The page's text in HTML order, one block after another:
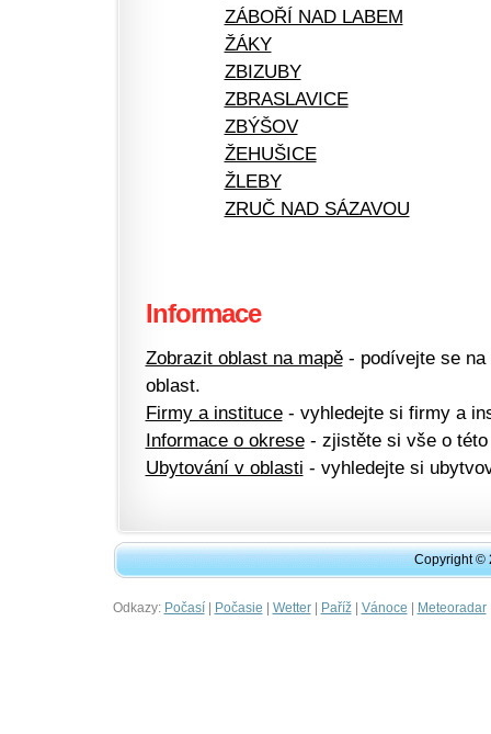
ZÁBOŘÍ NAD LABEM
ŽÁKY
ZBIZUBY
ZBRASLAVICE
ZBÝŠOV
ŽEHUŠICE
ŽLEBY
ZRUČ NAD SÁZAVOU
Informace
Zobrazit oblast na mapě- podívejte se na
oblast.
Firmy a instituce- vyhledejte si firmy a
Informace o okrese- zjistěte si vše o této
Ubytování v oblasti - vyhledejte si
Copyright ©
Odkazy: Počasí| Počasie | Wetter| Paříž| Vánoce | Meteoradar